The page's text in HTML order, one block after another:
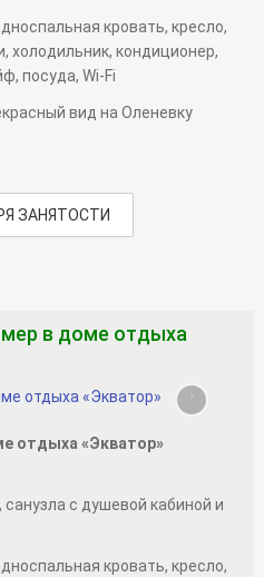
кровать, кресло,
холодильник, кондиционер,
посуда, Wi-Fi
вид на Оленевку
ЗАНЯТОСТИ
в доме отдыха
›
отдыха «Экватор»
с душевой кабиной и
кровать, кресло,